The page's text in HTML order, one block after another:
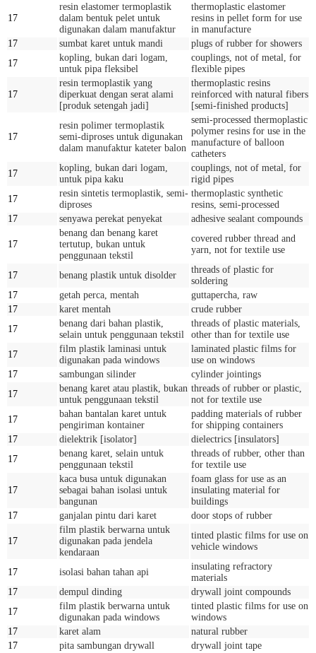
17
resin elastomer termoplastik
dalam bentuk pelet untuk
digunakan dalam manufaktur
thermoplastic elastomer
resins in pellet form for use
in manufacture
17
sumbat karet untuk mandi
plugs of rubber for showers
17
kopling, bukan dari logam,
untuk pipa fleksibel
couplings, not of metal, for
flexible pipes
17
resin termoplastik yang
diperkuat dengan serat alami
[produk setengah jadi]
thermoplastic resins
reinforced with natural fibers
[semi-finished products]
17
resin polimer termoplastik
semi-diproses untuk digunakan
dalam manufaktur kateter balon
semi-processed thermoplastic
polymer resins for use in the
manufacture of balloon
catheters
17
kopling, bukan dari logam,
untuk pipa kaku
couplings, not of metal, for
rigid pipes
17
resin sintetis termoplastik, semi-
diproses
thermoplastic synthetic
resins, semi-processed
17
senyawa perekat penyekat adhesive sealant compounds
17
benang dan benang karet
tertutup, bukan untuk
penggunaan tekstil
covered rubber thread and
yarn, not for textile use
17 benang plastik untuk disolder
threads of plastic for
soldering
17
getah perca, mentah
guttapercha, raw
17
karet mentah
crude rubber
17
benang dari bahan plastik,
selain untuk penggunaan tekstil
threads of plastic materials,
other than for textile use
17
film plastik laminasi untuk
digunakan pada windows
laminated plastic films for
use on windows
17
sambungan silinder
cylinder jointings
17
benang karet atau plastik, bukan
untuk penggunaan tekstil
threads of rubber or plastic,
not for textile use
17
bahan bantalan karet untuk
pengiriman kontainer
padding materials of rubber
for shipping containers
17
dielektrik [isolator]
dielectrics [insulators]
17
benang karet, selain untuk
penggunaan tekstil
threads of rubber, other than
for textile use
17
kaca busa untuk digunakan
sebagai bahan isolasi untuk
bangunan
foam glass for use as an
insulating material for
buildings
17
ganjalan pintu dari karet door stops of rubber
17
film plastik berwarna untuk
digunakan pada jendela
kendaraan
tinted plastic films for use on
vehicle windows
17 isolasi bahan tahan api
insulating refractory
materials
17
dempul dinding
drywall joint compounds
17
film plastik berwarna untuk
digunakan pada windows
tinted plastic films for use on
windows
17
karet alam
natural rubber
17
pita sambungan drywall drywall joint tape